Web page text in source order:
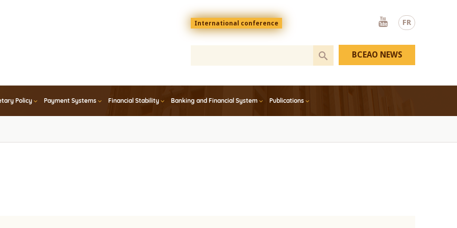
FR
Menu
top
En
International conference
Youtube
Policy Payment Systems Financial Stability Banking and Financial System Publications
BCEAO NEWS